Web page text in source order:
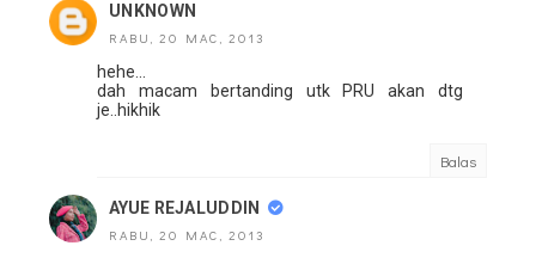
UNKNOWN
RABU, 20 MAC, 2013
hehe...
dah macam bertanding utk PRU akan dtg
je..hikhik
Balas
AYUE REJALUDDIN
RABU, 20 MAC, 2013